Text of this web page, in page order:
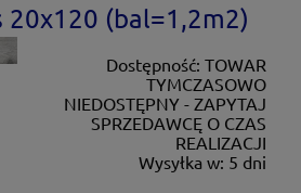
20x120 (bal=1,2m2)
Dostępność: TOWAR
TYMCZASOWO
NIEDOSTĘPNY - ZAPYTAJ
SPRZEDAWCĘ O CZAS
REALIZACJI
Wysyłka w: 5 dni